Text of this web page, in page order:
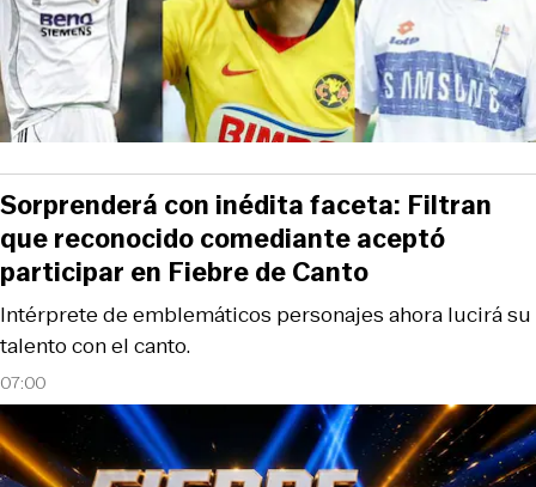
07:00
Intérprete de emblemáticos personajes ahora lucirá su
talento con el canto.
Sorprenderá con inédita faceta: Filtran
que reconocido comediante aceptó
participar en Fiebre de Canto